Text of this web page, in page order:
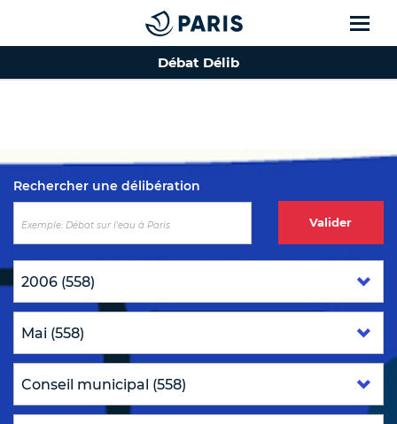
Top of the page
Débat Délib
Rechercher une délibération
Valider